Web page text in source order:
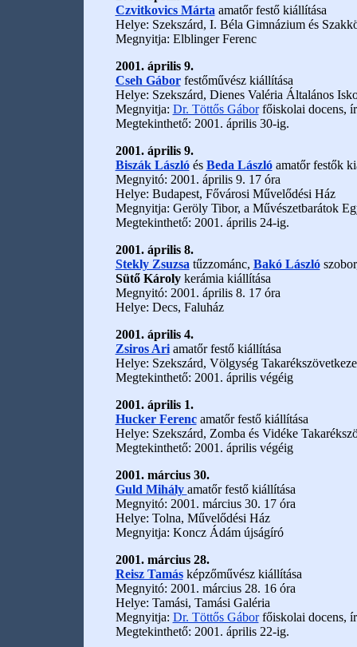
Czvitkovics Márta amatőr festő kiállítása
Helye: Szekszárd, I. Béla Gimnázium és
Megnyitja: Elblinger Ferenc
2001. április 9.
Cseh Gáborfestőművész kiállítása
Helye: Szekszárd, Dienes Valéria Általános
Megnyitja: Dr. Töttős Gáborfőiskolai docens,
Megtekinthető: 2001. április 30-ig.
2001. április 9.
Biszák Lászlóés Beda Lászlóamatőr festők
Megnyitó: 2001. április 9. 17 óra
Helye: Budapest, Fővárosi Művelődési Ház
Megnyitja: Geröly Tibor, a Művészetbarátok
Megtekinthető: 2001. április 24-ig.
2001. április 8.
Stekly Zsuzsa tűzzománc, Bakó László
Sütő Károly kerámia kiállítása
Megnyitó: 2001. április 8. 17 óra
Helye: Decs, Faluház
2001. április 4.
Zsiros Ariamatőr festő kiállítása
Helye: Szekszárd, Völgység
Megtekinthető: 2001. április végéig
2001. április 1.
Hucker Ferencamatőr festő kiállítása
Helye: Szekszárd, Zomba és Vidéke
Megtekinthető: 2001. április végéig
2001. március 30.
Guld Mihály amatőr festő kiállítása
Megnyitó: 2001. március 30. 17 óra
Helye: Tolna, Művelődési Ház
Megnyitja: Koncz Ádám újságíró
2001. március 28.
Reisz Tamásképzőművész kiállítása
Megnyitó: 2001. március 28. 16 óra
Helye: Tamási, Tamási Galéria
Megnyitja: Dr. Töttős Gáborfőiskolai docens,
Megtekinthető: 2001. április 22-ig.